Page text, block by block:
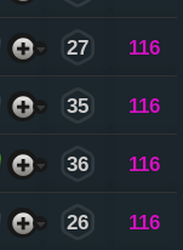
27 116
35 116
36 116
26 116